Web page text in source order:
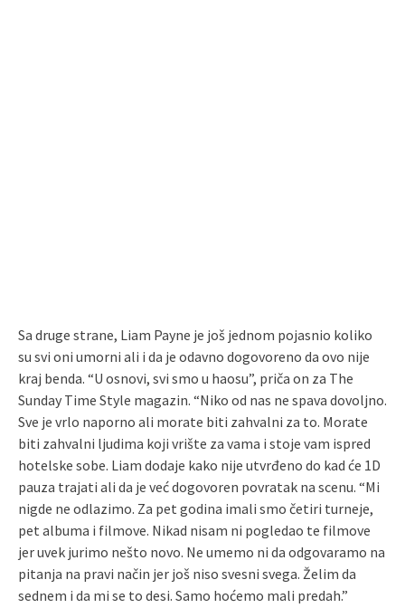
Sa druge strane, Liam Payne je još jednom pojasnio koliko
su svi oni umorni ali i da je odavno dogovoreno da ovo nije
kraj benda. “U osnovi, svi smo u haosu”, priča on za The
Sunday Time Style magazin. “Niko od nas ne spava dovoljno.
Sve je vrlo naporno ali morate biti zahvalni za to. Morate
biti zahvalni ljudima koji vrište za vama i stoje vam ispred
hotelske sobe. Liam dodaje kako nije utvrđeno do kad će 1D
pauza trajati ali da je već dogovoren povratak na scenu. “Mi
nigde ne odlazimo. Za pet godina imali smo četiri turneje,
pet albuma i filmove. Nikad nisam ni pogledao te filmove
jer uvek jurimo nešto novo. Ne umemo ni da odgovaramo na
pitanja na pravi način jer još niso svesni svega. Želim da
sednem i da mi se to desi. Samo hoćemo mali predah.”